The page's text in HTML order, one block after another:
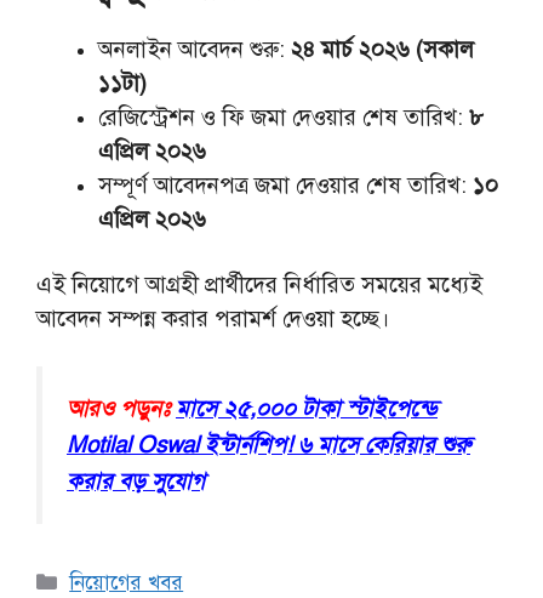
অনলাইন আবেদন শুরু: ২৪ মার্চ ২০২৬ (সকাল
১১টা)
রেজিস্ট্রেশন ও ফি জমা দেওয়ার শেষ তারিখ: ৮
এপ্রিল ২০২৬
সম্পূর্ণ আবেদনপত্র জমা দেওয়ার শেষ তারিখ: ১০
এপ্রিল ২০২৬
এই নিয়োগে আগ্রহী প্রার্থীদের নির্ধারিত সময়ের মধ্যেই
আবেদন সম্পন্ন করার পরামর্শ দেওয়া হচ্ছে।
আরও পড়ুনঃ মাসে ২৫,০০০ টাকা স্টাইপেন্ডে
Motilal Oswal ইন্টার্নশিপ! ৬ মাসে কেরিয়ার শুরু
করার বড় সুযোগ
Categories
নিয়োগের খবর